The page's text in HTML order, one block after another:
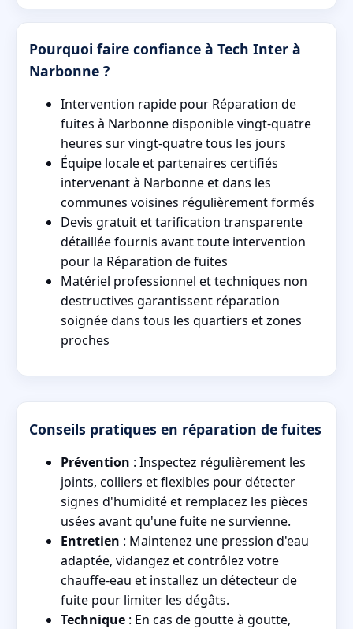
Pourquoi faire confiance à Tech Inter à
Narbonne ?
Intervention rapide pour Réparation de
fuites à Narbonne disponible vingt-quatre
heures sur vingt-quatre tous les jours
Équipe locale et partenaires certifiés
intervenant à Narbonne et dans les
communes voisines régulièrement formés
Devis gratuit et tarification transparente
détaillée fournis avant toute intervention
pour la Réparation de fuites
Matériel professionnel et techniques non
destructives garantissent réparation
soignée dans tous les quartiers et zones
proches
Conseils pratiques en réparation de fuites
Prévention : Inspectez régulièrement les
joints, colliers et flexibles pour détecter
signes d'humidité et remplacez les pièces
usées avant qu'une fuite ne survienne.
Entretien : Maintenez une pression d'eau
adaptée, vidangez et contrôlez votre
chauffe-eau et installez un détecteur de
fuite pour limiter les dégâts.
Technique : En cas de goutte à goutte,